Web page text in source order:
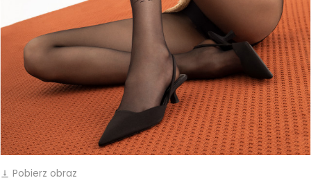
vertical_align_bottom Pobierz obraz